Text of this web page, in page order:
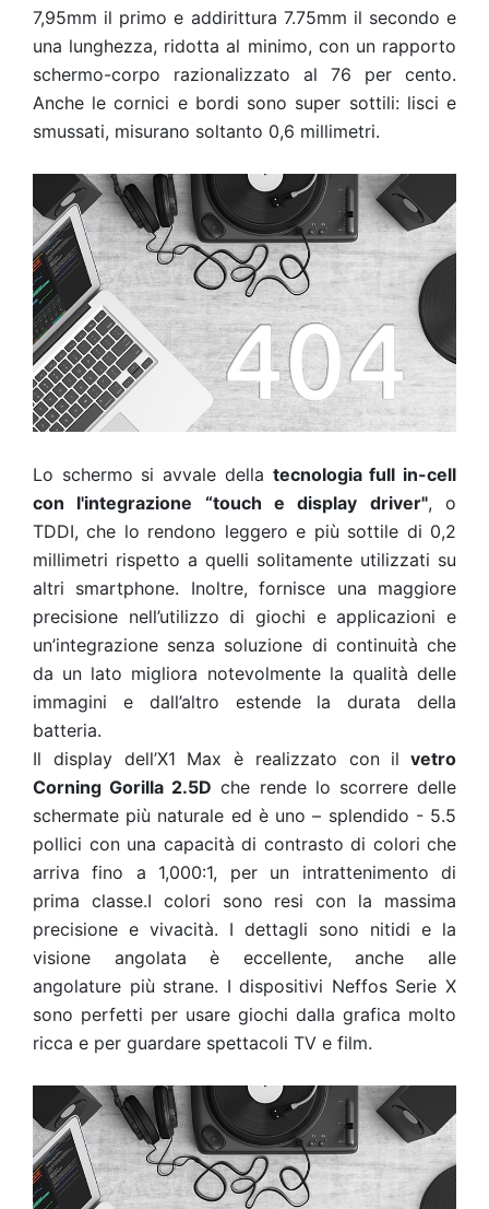
7,95mm il primo e addirittura 7.75mm il secondo e
una lunghezza, ridotta al minimo, con un rapporto
schermo-corpo razionalizzato al 76 per cento.
Anche le cornici e bordi sono super sottili: lisci e
smussati, misurano soltanto 0,6 millimetri.
Lo schermo si avvale della tecnologia full in-cell
con l'integrazione “touch e display driver", o
TDDI, che lo rendono leggero e più sottile di 0,2
millimetri rispetto a quelli solitamente utilizzati su
altri smartphone. Inoltre, fornisce una maggiore
precisione nell’utilizzo di giochi e applicazioni e
un’integrazione senza soluzione di continuità che
da un lato migliora notevolmente la qualità delle
immagini e dall’altro estende la durata della
batteria.
Il display dell’X1 Max è realizzato con il vetro
Corning Gorilla 2.5D che rende lo scorrere delle
schermate più naturale ed è uno – splendido - 5.5
pollici con una capacità di contrasto di colori che
arriva fino a 1,000:1, per un intrattenimento di
prima classe.I colori sono resi con la massima
precisione e vivacità. I dettagli sono nitidi e la
visione angolata è eccellente, anche alle
angolature più strane. I dispositivi Neffos Serie X
sono perfetti per usare giochi dalla grafica molto
ricca e per guardare spettacoli TV e film.